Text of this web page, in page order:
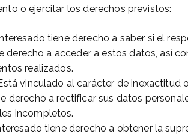
o ejercitar los derechos previstos:
tiene derecho a saber si el
derecho a acceder a estos datos, así
realizados.
vinculado al carácter de inexactitud
derecho a rectificar sus datos
incompletos.
tiene derecho a obtener la